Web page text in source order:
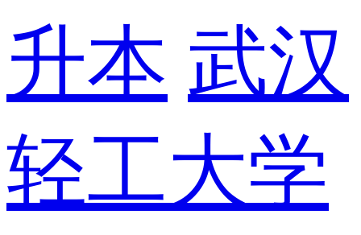
升本 武汉
轻工大学